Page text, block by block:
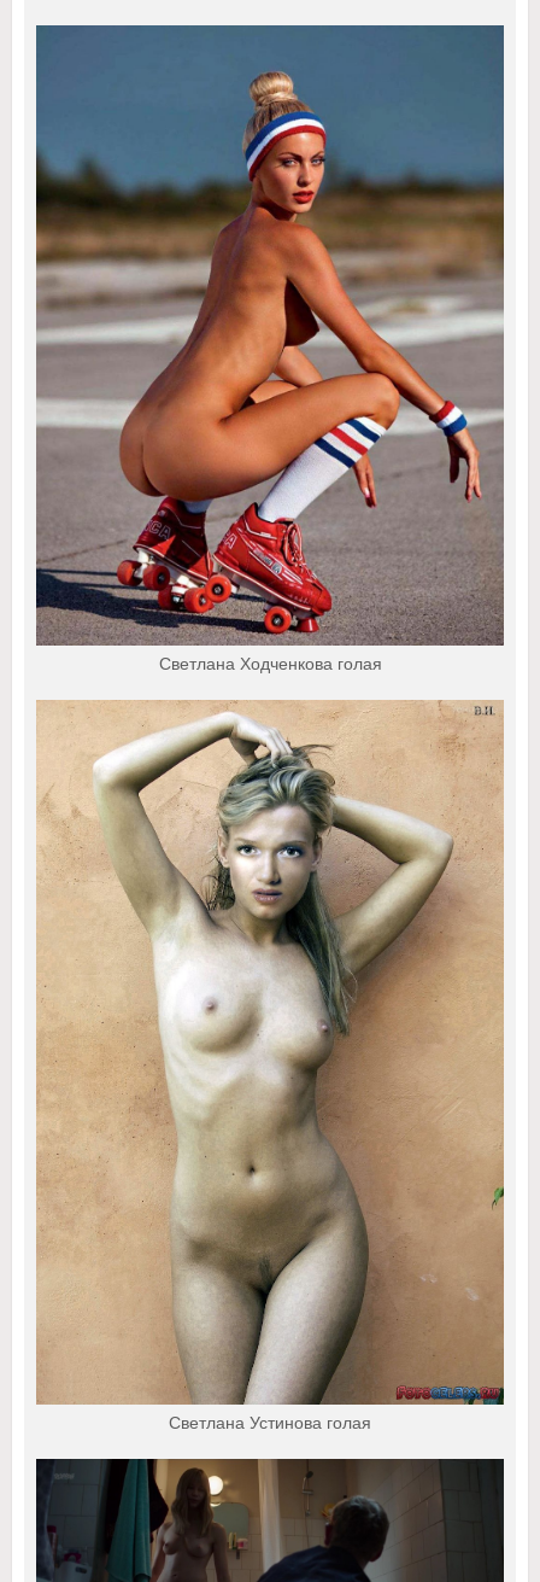
Светлана Ходченкова голая
Светлана Устинова голая